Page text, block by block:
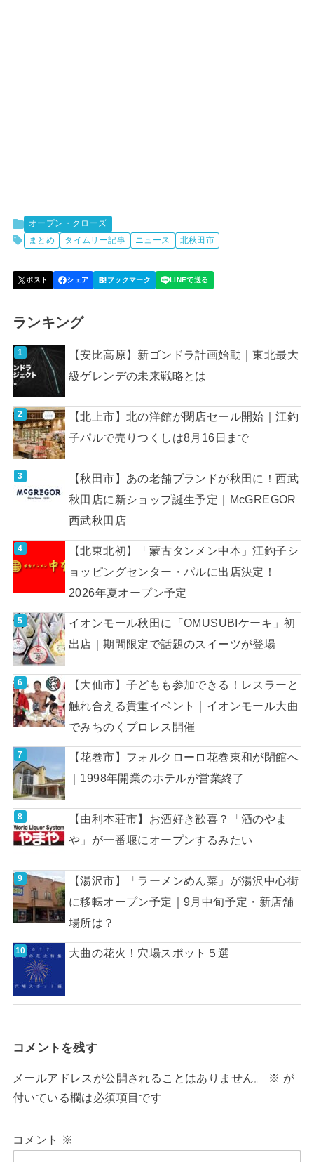
オープン・クローズ
まとめ
タイムリー記事 ニュース 北秋田市
ランキング
【安比高原】新ゴンドラ計画始動｜東北最大
級ゲレンデの未来戦略とは
【北上市】北の洋館が閉店セール開始｜江釣
子パルで売りつくしは8月16日まで
【秋田市】あの老舗ブランドが秋田に！西武
秋田店に新ショップ誕生予定｜McGREGOR
西武秋田店
【北東北初】「蒙古タンメン中本」江釣子シ
ョッピングセンター・パルに出店決定！
2026年夏オープン予定
イオンモール秋田に「OMUSUBIケーキ」初
出店｜期間限定で話題のスイーツが登場
【大仙市】子どもも参加できる！レスラーと
触れ合える貴重イベント｜イオンモール大曲
でみちのくプロレス開催
【花巻市】フォルクローロ花巻東和が閉館へ
｜1998年開業のホテルが営業終了
【由利本荘市】お酒好き歓喜？「酒のやま
や」が一番堰にオープンするみたい
【湯沢市】「ラーメンめん菜」が湯沢中心街
に移転オープン予定｜9月中旬予定・新店舗
場所は？
大曲の花火！穴場スポット５選
コメントを残す
メールアドレスが公開されることはありません。 ※ が
付いている欄は必須項目です
コメント ※